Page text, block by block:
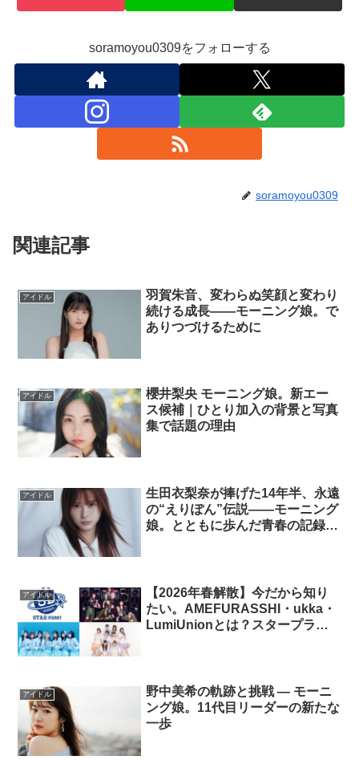
soramoyou0309をフォローする
soramoyou0309
関連記事
アイドル
羽賀朱音、変わらぬ笑顔と変わり
続ける成長――モーニング娘。で
ありつづけるために
アイドル
櫻井梨央 モーニング娘。新エー
ス候補｜ひとり加入の背景と写真
集で話題の理由
アイドル
生田衣梨奈が捧げた14年半、永遠
の“えりぽん”伝説――モーニング
娘。とともに歩んだ青春の記録
アイドル
【2026年春解散】今だから知り
たい。AMEFURASSHI・ukka・
LumiUnionとは？スタープラネ
アイドル
野中美希の軌跡と挑戦 — モーニ
ング娘。11代目リーダーの新たな
一歩